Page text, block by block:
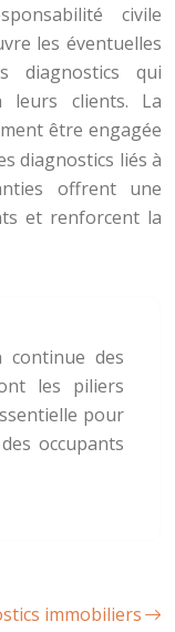
civile
les éventuelles
diagnostics qui
leurs clients. La
être engagée
diagnostics liés à
offrent une
et renforcent la
des
les piliers
pour
occupants
immobiliers